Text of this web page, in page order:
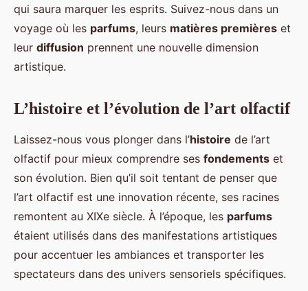
qui saura marquer les esprits. Suivez-nous dans un
voyage où les parfums, leurs matières premières et
leur diffusion prennent une nouvelle dimension
artistique.
L’histoire et l’évolution de l’art olfactif
Laissez-nous vous plonger dans l’histoire de l’art
olfactif pour mieux comprendre ses fondements et
son évolution. Bien qu’il soit tentant de penser que
l’art olfactif est une innovation récente, ses racines
remontent au XIXe siècle. À l’époque, les parfums
étaient utilisés dans des manifestations artistiques
pour accentuer les ambiances et transporter les
spectateurs dans des univers sensoriels spécifiques.